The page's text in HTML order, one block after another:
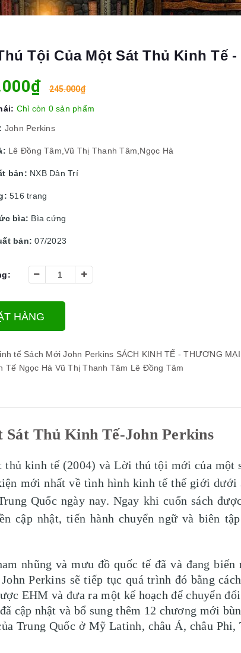
Tội Của Một Sát Thủ Kinh Tế
245.000₫
Chỉ còn 0 sản phẩm
John Perkins
Lê Đồng Tâm,Vũ Thị Thanh Tâm,Ngọc Hà
bản: NXB Dân Trí
516 trang
bìa: Bìa cứng
bản: 07/2023
HÀNG
tế Sách Mới John Perkins SÁCH KINH TẾ - THƯƠNG MẠI
Tế Ngọc Hà Vũ Thị Thanh Tâm Lê Đồng Tâm
Thủ Kinh Tế-John Perkins
thủ kinh tế (2004) và Lời thú tội mới của một
mới nhất về tình hình kinh tế thế giới dưới
Quốc ngày nay. Ngay khi cuốn sách
cập nhật, tiến hành chuyển ngữ và biên
nhũng và mưu đồ quốc tế đã và đang biến
Perkins sẽ tiếp tục quá trình đó bằng
EHM và đưa ra một kế hoạch để chuyển
cập nhật và bổ sung thêm 12 chương mới
Trung Quốc ở Mỹ Latinh, châu Á, châu